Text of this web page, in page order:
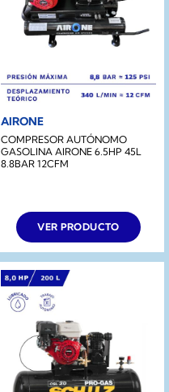
AIRONE
COMPRESOR AUTÓNOMO
GASOLINA AIRONE 6.5HP 45L
8.8BAR 12CFM
VER PRODUCTO